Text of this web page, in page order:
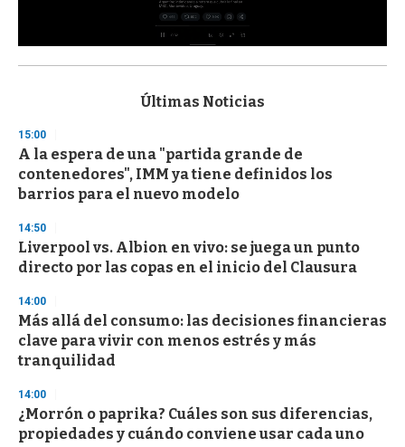
s
d
s
o
f
3
s
e
c
o
d
s
Últimas Noticias
15:00
A la espera de una "partida grande de
contenedores", IMM ya tiene definidos los
barrios para el nuevo modelo
14:50
Liverpool vs. Albion en vivo: se juega un punto
directo por las copas en el inicio del Clausura
14:00
Más allá del consumo: las decisiones financieras
clave para vivir con menos estrés y más
tranquilidad
14:00
¿Morrón o paprika? Cuáles son sus diferencias,
propiedades y cuándo conviene usar cada uno